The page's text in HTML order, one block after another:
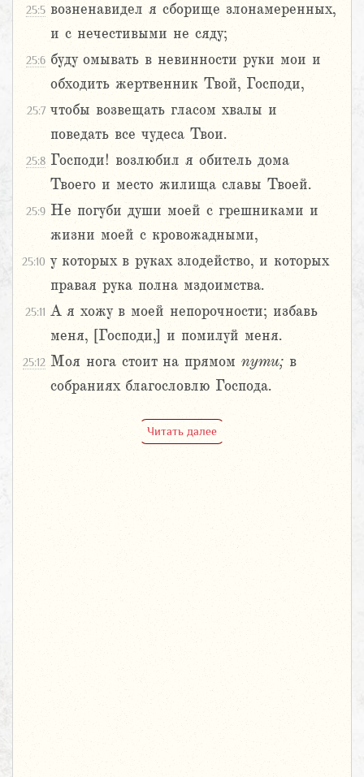
25:5 возненавидел я сборище злонамеренных,
и с нечестивыми не сяду;
25:6 буду омывать в невинности руки мои и
обходить жертвенник Твой, Господи,
25:7 чтобы возвещать гласом хвалы и
поведать все чудеса Твои.
25:8 Господи! возлюбил я обитель дома
Твоего и место жилища славы Твоей.
25:9 Не погуби души моей с грешниками и
жизни моей с кровожадными,
25:10 у которых в руках злодейство, и которых
правая рука полна мздоимства.
25:11 А я хожу в моей непорочности; избавь
меня, [Господи,] и помилуй меня.
25:12 Моя нога стоит на прямом пути; в
собраниях благословлю Господа.
Читать далее